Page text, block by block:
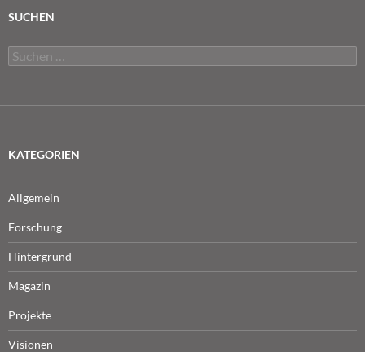
SUCHEN
Suchen
nach:
KATEGORIEN
Allgemein
Forschung
Hintergrund
Magazin
Projekte
Visionen